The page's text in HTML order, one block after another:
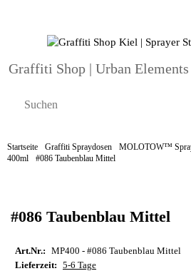
Graffiti Shop | Urban
Startseite Graffiti Spraydosen MOLOTOW™
400ml
#086 Taubenblau Mittel
#086 Taubenblau Mittel
Art.Nr.:
MP400 - #086 Taubenblau Mittel
Lieferzeit:
5-6 Tage